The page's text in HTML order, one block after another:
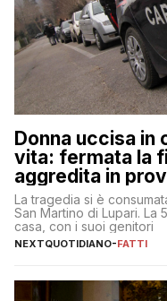
Donna uccisa in
vita: fermata la
aggredita in
La tragedia si è
San Martino di Lupari. La
casa, con i suoi genitori
NEXTQUOTIDIANO-FATTI